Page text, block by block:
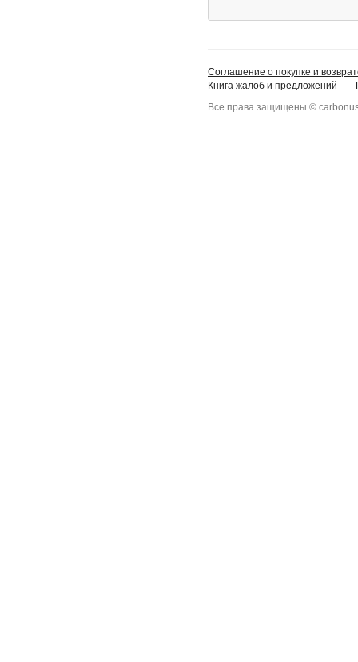
Соглашение о покупке и
Книга жалоб и предложений
Все права защищены ©